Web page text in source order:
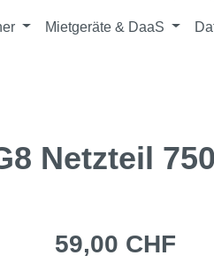
Mietgeräte & DaaS
Netzteil
Regulärer Preis:
59,00 CHF